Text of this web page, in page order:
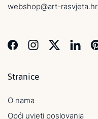
webshop@art-rasvjeta.hr
Stranice
O nama
Opći uvjeti poslovanja